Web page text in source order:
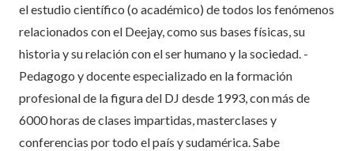
el estudio científico (o académico) de todos los fenómenos
relacionados con el Deejay, como sus bases físicas, su
historia y su relación con el ser humano y la sociedad. -
Pedagogo y docente especializado en la formación
profesional de la figura del DJ desde 1993, con más de
6000 horas de clases impartidas, masterclases y
conferencias por todo el país y sudamérica. Sabe